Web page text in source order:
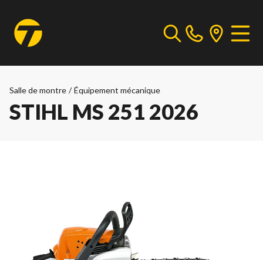
Salle de montre / Équipement mécanique
STIHL MS 251 2026